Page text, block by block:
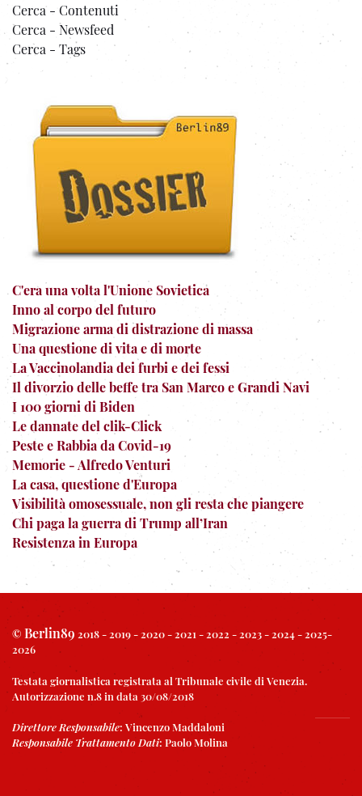
Cerca - Contenuti
Cerca - Newsfeed
Cerca - Tags
C'era una volta l'Unione Sovietica
Inno al corpo del futuro
Migrazione arma di distrazione di massa
Una questione di vita e di morte
La Vaccinolandia dei furbi e dei fessi
Il divorzio delle beffe tra San Marco e Grandi Navi
I 100 giorni di Biden
Le dannate del clik-Click
Peste e Rabbia da Covid-19
Memorie - Alfredo Venturi
La casa, questione d'Europa
Visibilità omosessuale, non gli resta che piangere
Chi paga la guerra di Trump all’Iran
Resistenza in Europa
© Berlin89 2018 - 2019 - 2020 - 2021 - 2022 - 2023 - 2024 - 2025-
2026
Testata giornalistica registrata al Tribunale civile di Venezia.
Autorizzazione n.8 in data 30/08/2018
Direttore Responsabile: Vincenzo Maddaloni
Responsabile Trattamento Dati: Paolo Molina